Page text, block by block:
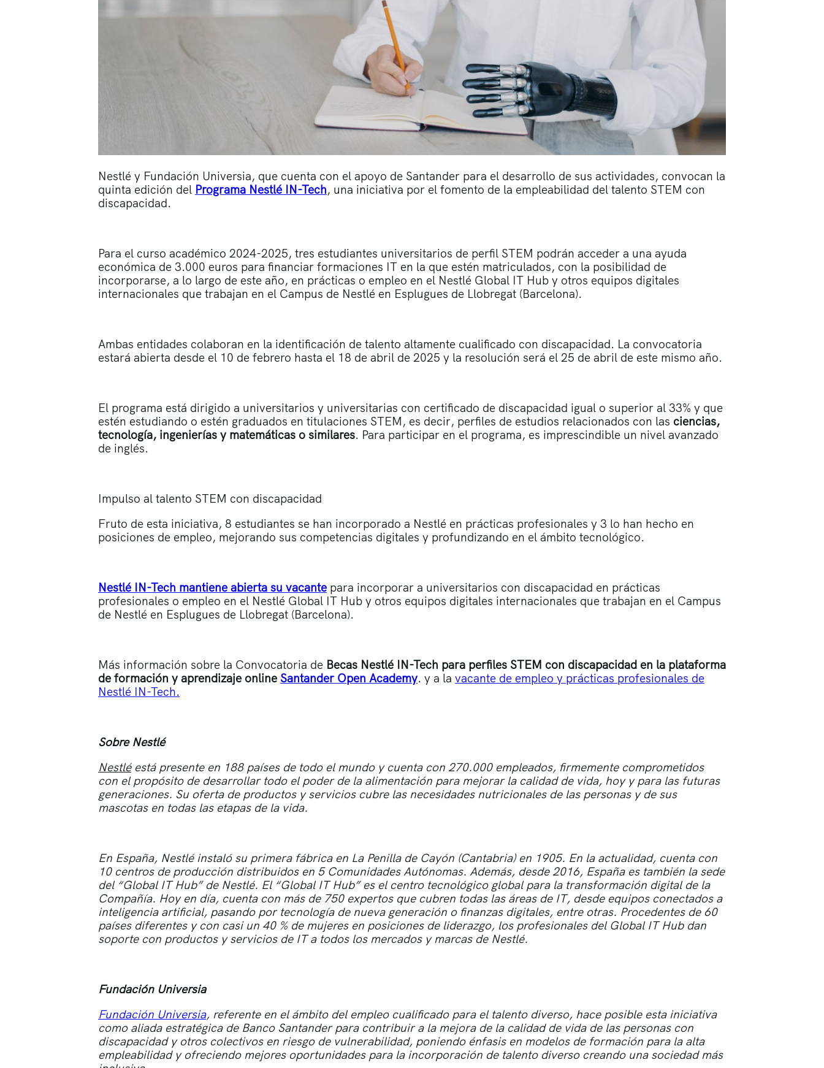
Nestlé y Fundación Universia, que cuenta con el apoyo de Santander para el desarrollo de sus actividades, convocan la
quinta edición del Programa Nestlé IN-Tech, una iniciativa por el fomento de la empleabilidad del talento STEM con
discapacidad.
Para el curso académico 2024-2025, tres estudiantes universitarios de perfil STEM podrán acceder a una ayuda
económica de 3.000 euros para financiar formaciones IT en la que estén matriculados, con la posibilidad de
incorporarse, a lo largo de este año, en prácticas o empleo en el Nestlé Global IT Hub y otros equipos digitales
internacionales que trabajan en el Campus de Nestlé en Esplugues de Llobregat (Barcelona).
Ambas entidades colaboran en la identificación de talento altamente cualificado con discapacidad. La convocatoria
estará abierta desde el 10 de febrero hasta el 18 de abril de 2025 y la resolución será el 25 de abril de este mismo año.
El programa está dirigido a universitarios y universitarias con certificado de discapacidad igual o superior al 33% y que
estén estudiando o estén graduados en titulaciones STEM, es decir, perfiles de estudios relacionados con las ciencias,
tecnología, ingenierías y matemáticas o similares. Para participar en el programa, es imprescindible un nivel avanzado
de inglés.
Impulso al talento STEM con discapacidad
Fruto de esta iniciativa, 8 estudiantes se han incorporado a Nestlé en prácticas profesionales y 3 lo han hecho en
posiciones de empleo, mejorando sus competencias digitales y profundizando en el ámbito tecnológico.
Nestlé IN-Tech mantiene abierta su vacante para incorporar a universitarios con discapacidad en prácticas
profesionales o empleo en el Nestlé Global IT Hub y otros equipos digitales internacionales que trabajan en el Campus
de Nestlé en Esplugues de Llobregat (Barcelona).
Más información sobre la Convocatoria de Becas Nestlé IN-Tech para perfiles STEM con discapacidad en la plataforma
de formación y aprendizaje online Santander Open Academy. y a la vacante de empleo y prácticas profesionales de
Nestlé IN-Tech.
Sobre Nestlé
Nestléestá presente en 188 países de todo el mundo y cuenta con 270.000 empleados, firmemente comprometidos
con el propósito de desarrollar todo el poder de la alimentación para mejorar la calidad de vida, hoy y para las futuras
generaciones. Su oferta de productos y servicios cubre las necesidades nutricionales de las personas y de sus
mascotas en todas las etapas de la vida.
En España, Nestlé instaló su primera fábrica en La Penilla de Cayón (Cantabria) en 1905. En la actualidad, cuenta con
10 centros de producción distribuidos en 5 Comunidades Autónomas. Además, desde 2016, España es también la sede
del “Global IT Hub” de Nestlé. El “Global IT Hub” es el centro tecnológico global para la transformación digital de la
Compañía. Hoy en día, cuenta con más de 750 expertos que cubren todas las áreas de IT, desde equipos conectados a
inteligencia artificial, pasando por tecnología de nueva generación o finanzas digitales, entre otras. Procedentes de 60
países diferentes y con casi un 40 % de mujeres en posiciones de liderazgo, los profesionales del Global IT Hub dan
soporte con productos y servicios de IT a todos los mercados y marcas de Nestlé.
Fundación Universia
Fundación Universia, referente en el ámbito del empleo cualificado para el talento diverso, hace posible esta iniciativa
como aliada estratégica de Banco Santander para contribuir a la mejora de la calidad de vida de las personas con
discapacidad y otros colectivos en riesgo de vulnerabilidad, poniendo énfasis en modelos de formación para la alta
empleabilidad y ofreciendo mejores oportunidades para la incorporación de talento diverso creando una sociedad más